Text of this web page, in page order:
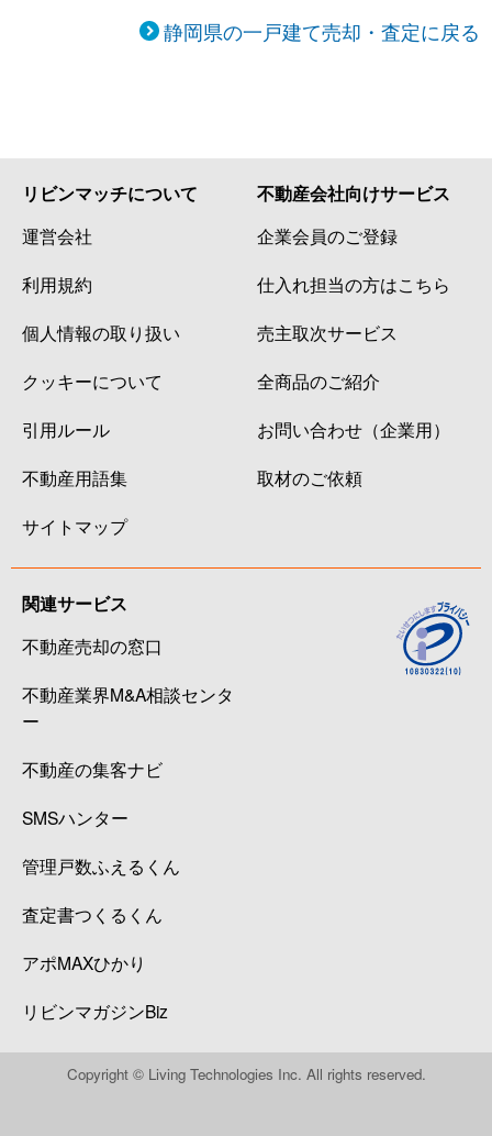
静岡県の一戸建て売却・査定に戻る
リビンマッチについて
運営会社
利用規約
個人情報の取り扱い
クッキーについて
引用ルール
不動産用語集
サイトマップ
不動産会社向けサービス
企業会員のご登録
仕入れ担当の方はこちら
売主取次サービス
全商品のご紹介
お問い合わせ（企業用）
取材のご依頼
関連サービス
不動産売却の窓口
不動産業界M&A相談センタ
ー
不動産の集客ナビ
SMSハンター
管理戸数ふえるくん
査定書つくるくん
アポMAXひかり
リビンマガジンBiz
Copyright © Living Technologies Inc. All rights reserved.